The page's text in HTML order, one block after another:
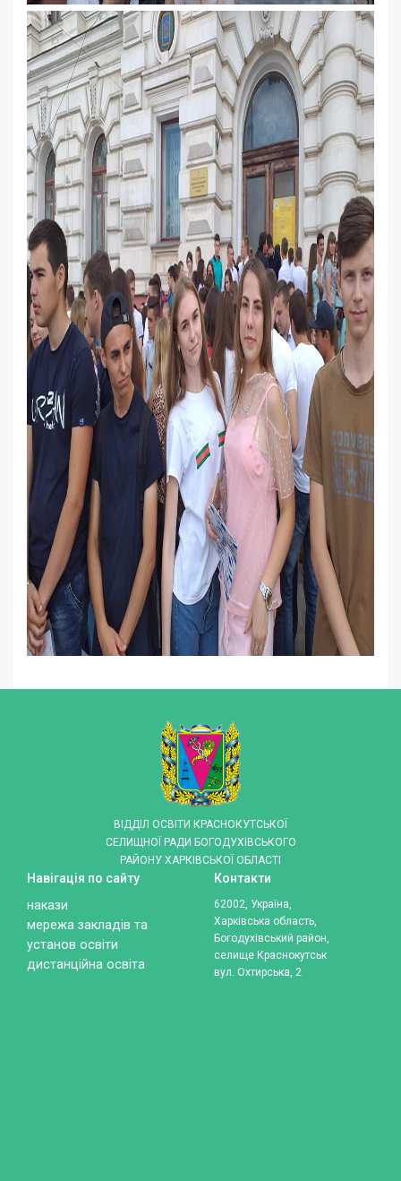
ВІДДІЛ ОСВІТИ КРАСНОКУТСЬКОЇ
СЕЛИЩНОЇ РАДИ БОГОДУХІВСЬКОГО
РАЙОНУ ХАРКІВСЬКОЇ ОБЛАСТІ
Навігація по сайту
накази
мережа закладів та
установ освіти
дистанційна освіта
Контакти
62002, Україна,
Харківська область,
Богодухівський район,
селище Краснокутськ
вул. Охтирська, 2